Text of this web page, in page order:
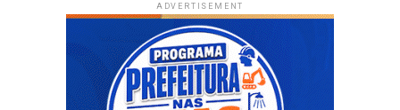
ADVERTISEMENT